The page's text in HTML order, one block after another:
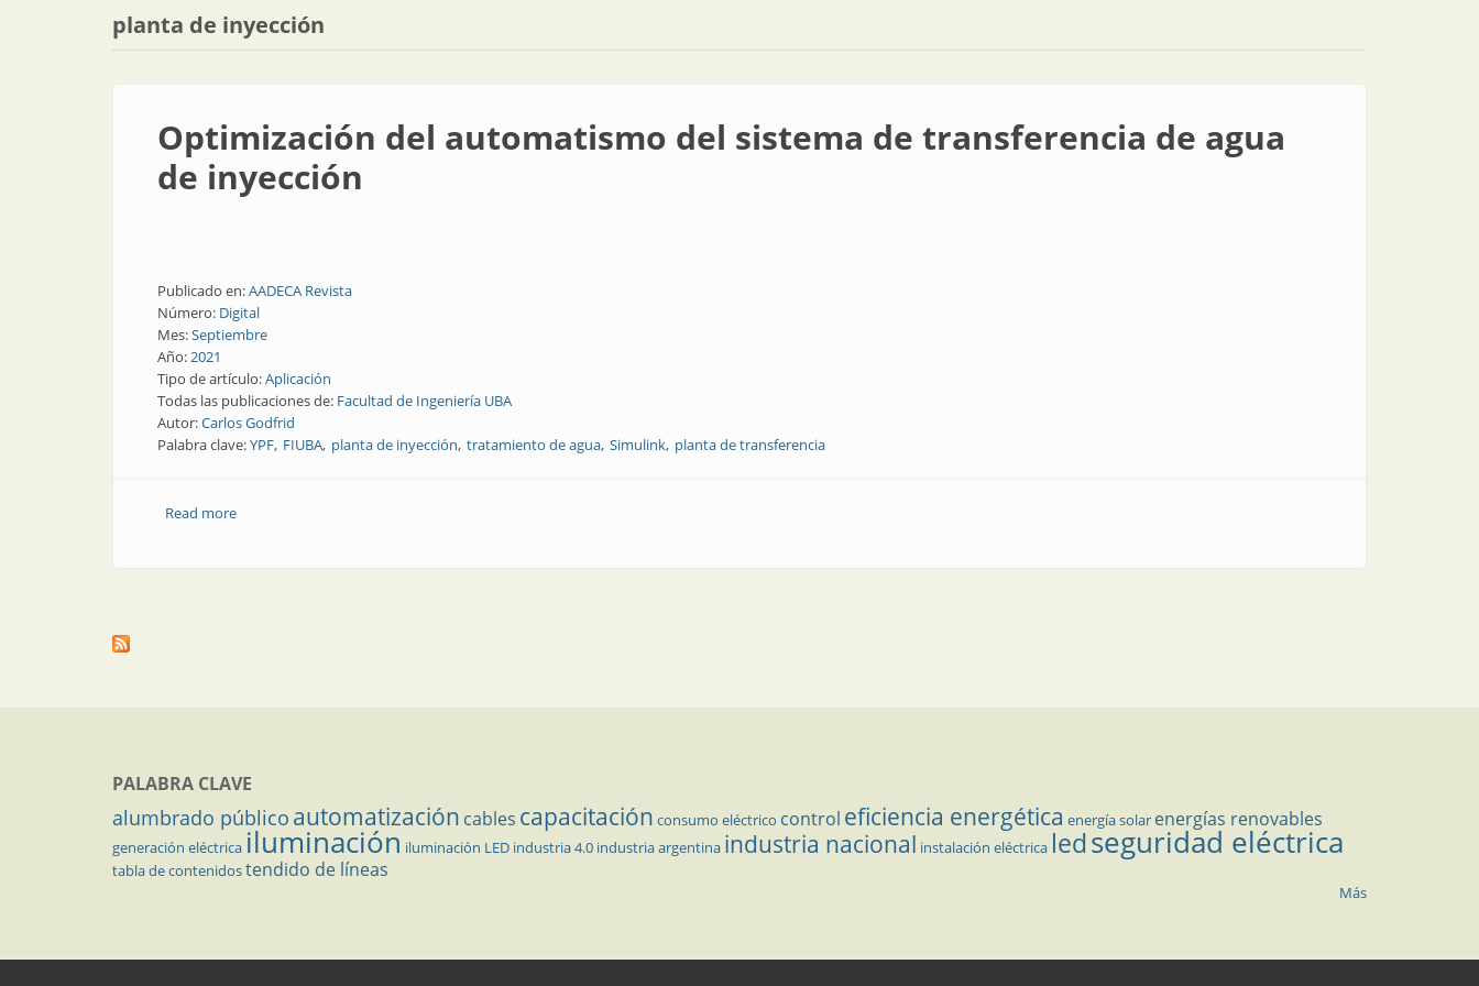
planta de inyección
Optimización del automatismo del sistema de transferencia de agua
de inyección
Publicado en:AADECA Revista
Número: Digital
Mes:Septiembre
Año:2021
Tipo de artículo:Aplicación
Todas las publicaciones de: Facultad de Ingeniería UBA
Autor:Carlos Godfrid
Palabra clave:YPF FIUBA planta de inyección tratamiento de agua Simulink planta de transferencia
Read moreabout Optimización del automatismo del sistema de transferencia de agua de inyección
PALABRA CLAVE
alumbrado público automatización cables capacitación consumo eléctrico control eficiencia energética energía solar energías renovables
generación eléctrica iluminación iluminación LED industria 4.0 industria argentina industria nacional instalación eléctrica ledseguridad eléctrica
tabla de contenidostendido de líneas
Más